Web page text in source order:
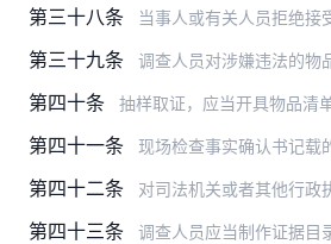
第三十八条 当事人或有关人员拒绝接受调查、拒绝提供有关证据材料或者拒绝在证据材料上签名、盖章的，
第三十九条 调查人员对涉嫌违法的物品进行现场勘验时，应当有当事人在场，并制作
第四十条 抽样取证，应当开具物品清单，由调
第四十一条 现场检查事实确认书记载的有关违法事实，当事人予以确认的，可以作为认定违
第四十二条 对司法机关或者其他行政执法机关保存、公布、移送的证据
第四十三条 调查人员应当制作证据目录，包括证据材料的序号、